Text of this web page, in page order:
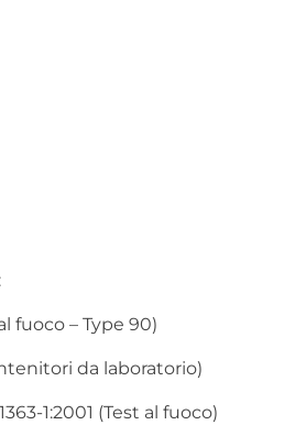
:
fuoco – Type 90)
da laboratorio)
1:2001 (Test al fuoco)